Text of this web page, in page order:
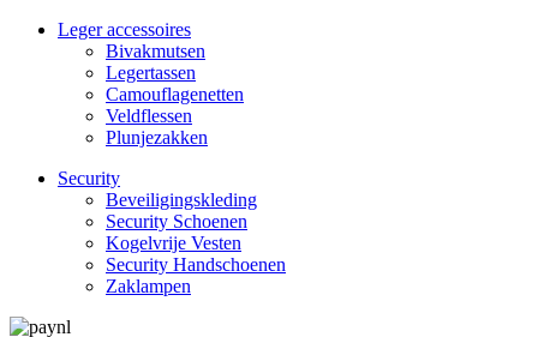
Leger accessoires
Bivakmutsen
Legertassen
Camouflage­­netten
Veldflessen
Plunjezakken
Security
Beveiligings­­kleding
Security Schoenen
Kogelvrije Vesten
Security Hand­­schoenen
Zaklampen